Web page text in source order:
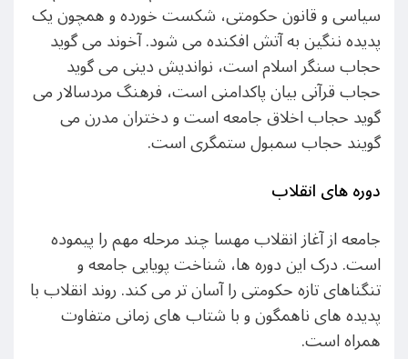
سیاسی و قانون حکومتی، شکست خورده و همچون یک
پدیده ننگین به آتش افکنده می شود. آخوند می گوید
حجاب سنگر اسلام است، نواندیش دینی می گوید
حجاب قرآنی بیان پاکدامنی است، فرهنگ مردسالار می
گوید حجاب اخلاق جامعه است و دختران مدرن می
گویند حجاب سمبول ستمگری است.
دوره های انقلاب
جامعه از آغاز انقلاب مهسا چند مرحله مهم را پیموده
است. درک این دوره ها، شناخت پویایی جامعه و
تنگناهای تازه حکومتی را آسان تر می کند. روند انقلاب با
پدیده های ناهمگون و با شتاب های زمانی متفاوت
همراه است.